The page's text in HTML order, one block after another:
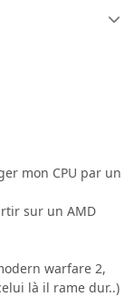
mon CPU par un
sur un AMD
warfare 2,
là il rame dur..)